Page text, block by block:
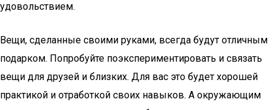
удовольствием.
Вещи, сделанные своими руками, всегда будут отличным
подарком. Попробуйте поэкспериментировать и связать
вещи для друзей и близких. Для вас это будет хорошей
практикой и отработкой своих навыков. А окружающим